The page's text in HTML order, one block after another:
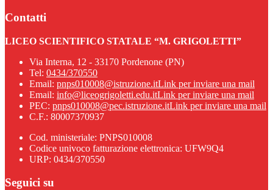
Contatti
LICEO SCIENTIFICO STATALE “M. GRIGOLETTI”
Via Interna, 12 - 33170 Pordenone (PN)
Tel: 0434/370550
Email: pnps010008@istruzione.itLink per inviare una mail
Email: info@liceogrigoletti.edu.itLink per inviare una mail
PEC: pnps010008@pec.istruzione.itLink per inviare una mail
C.F.: 80007370937
Cod. ministeriale: PNPS010008
Codice univoco fatturazione elettronica: UFW9Q4
URP: 0434/370550
Seguici su